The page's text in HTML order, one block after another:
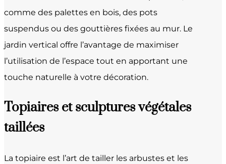
comme des palettes en bois, des pots
suspendus ou des gouttières fixées au mur. Le
jardin vertical offre l’avantage de maximiser
l’utilisation de l’espace tout en apportant une
touche naturelle à votre décoration.
Topiaires et sculptures végétales
taillées
La topiaire est l’art de tailler les arbustes et les